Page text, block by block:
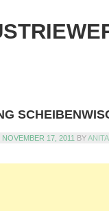
NOVEMBER 17, 2011 BYANITA